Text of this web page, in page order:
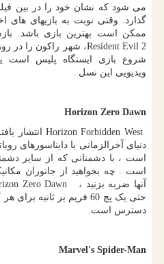
می شود که نشان خود را در بین
گذارد. وقتی نوبت به بازیهای
ممکن است بهترین بازی باشد.
Resident Evil 2، شهر راکون را در
شروع بازی ایستگاه پلیس است
ویدیویی این نسل .
Horizon Zero Dawn
Horizon Forbidden West انتشار
دنیای آخرالزمانی با دایناسورهای
است ، با دشمنانی که از سایر
است . چه بخواهید از جانوران
آنها ضربه بزنید ،
Zero Dawn
حتی یک پچ 60 فریم بر ثانیه برای هر کسی که با
دسترس است.
Marvel's Spider-Man